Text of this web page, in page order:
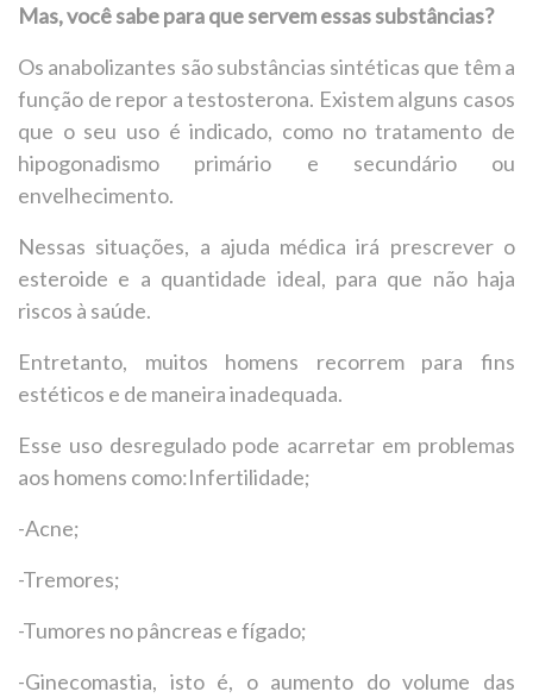
Mas, você sabe para que servem essas substâncias?
Os anabolizantes são substâncias sintéticas que têm a
função de repor a testosterona. Existem alguns casos
que o seu uso é indicado, como no tratamento de
hipogonadismo primário e secundário ou
envelhecimento.
Nessas situações, a ajuda médica irá prescrever o
esteroide e a quantidade ideal, para que não haja
riscos à saúde.
Entretanto, muitos homens recorrem para fins
estéticos e de maneira inadequada.
Esse uso desregulado pode acarretar em problemas
aos homens como:Infertilidade;
-Acne;
-Tremores;
-Tumores no pâncreas e fígado;
-Ginecomastia, isto é, o aumento do volume das